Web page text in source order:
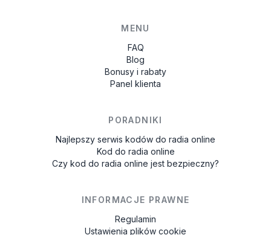
MENU
FAQ
Blog
Bonusy i rabaty
Panel klienta
PORADNIKI
Najlepszy serwis kodów do radia online
Kod do radia online
Czy kod do radia online jest bezpieczny?
INFORMACJE PRAWNE
Regulamin
Ustawienia plików cookie